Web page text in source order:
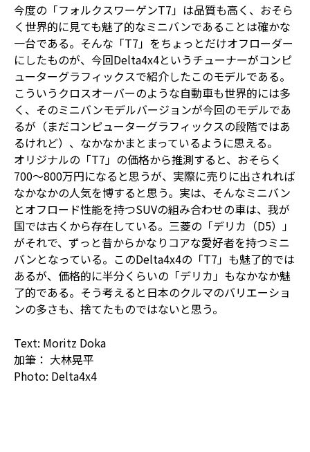
今度の「フォルクスワーゲンT7」は品質も高く、おそら
く世界的に見ても魅了的なミニバンであることは確かな
一台である。そんな「T7」をちょっとだけオフローダー
にしたものが、今回Delta4x4というチューナーがコンピ
ューターグラフィックスで紹介したこのモデルである。
こういうクロスオーバーのような自動車も世界的には多
く、そのミニバンモデルバージョンが今回のモデルであ
るが（まだコンピューターグラフィックスの段階ではあ
るけれど）、なかなかまとまっているように思える。
オリジナルの「T7」の価格から推測すると、おそらく
700～800万円になると思うが、実際に売りに出されれば
なかなかの人気を博すると思う。実は、そんなミニバン
とオフロード性能を持つSUVの組み合わせの車は、我が
国では古くから存在している。三菱の「デリカ（D5）」
がそれで、ずっと昔からかなりコアな愛好者を持つミニ
バンとなっている。このDelta4x4の「T7」も魅了的では
あるが、価格的に半分くらいの「デリカ」もなかなか魅
了的である。そう考えると日本のクルマのバリエーショ
ンの多さも、捨てたものではないと思う。
Text: Moritz Doka
加筆： 大林晃平
Photo: Delta4x4